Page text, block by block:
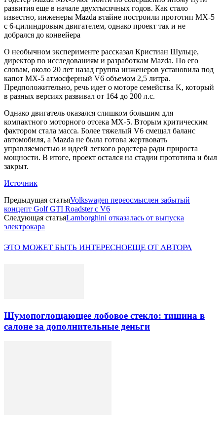
развития еще в начале двухтысячных годов. Как стало
известно, инженеры Mazda втайне построили прототип MX-5
с 6-цилиндровым двигателем, однако проект так и не
добрался до конвейера
О необычном эксперименте рассказал Кристиан Шульце,
директор по исследованиям и разработкам Mazda. По его
словам, около 20 лет назад группа инженеров установила под
капот MX-5 атмосферный V6 объемом 2,5 литра.
Предположительно, речь идет о моторе семейства K, который
в разных версиях развивал от 164 до 200 л.с.
Однако двигатель оказался слишком большим для
компактного моторного отсека MX-5. Вторым критическим
фактором стала масса. Более тяжелый V6 смещал баланс
автомобиля, а Mazda не была готова жертвовать
управляемостью и идеей легкого родстера ради прироста
мощности. В итоге, проект остался на стадии прототипа и был
закрыт.
Источник
Предыдущая статьяVolkswagen переосмыслен забытый
концепт Golf GTI Roadster с V6
Следующая статьяLamborghini отказалась от выпуска
электрокара
ЭТО МОЖЕТ БЫТЬ ИНТЕРЕСНОЕЩЕ ОТ АВТОРА
Шумопоглощающее лобовое стекло: тишина в
салоне за дополнительные деньги